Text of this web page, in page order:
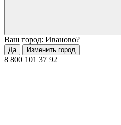
Ваш город: Иваново?
Да Изменить город
8 800 101 37 92